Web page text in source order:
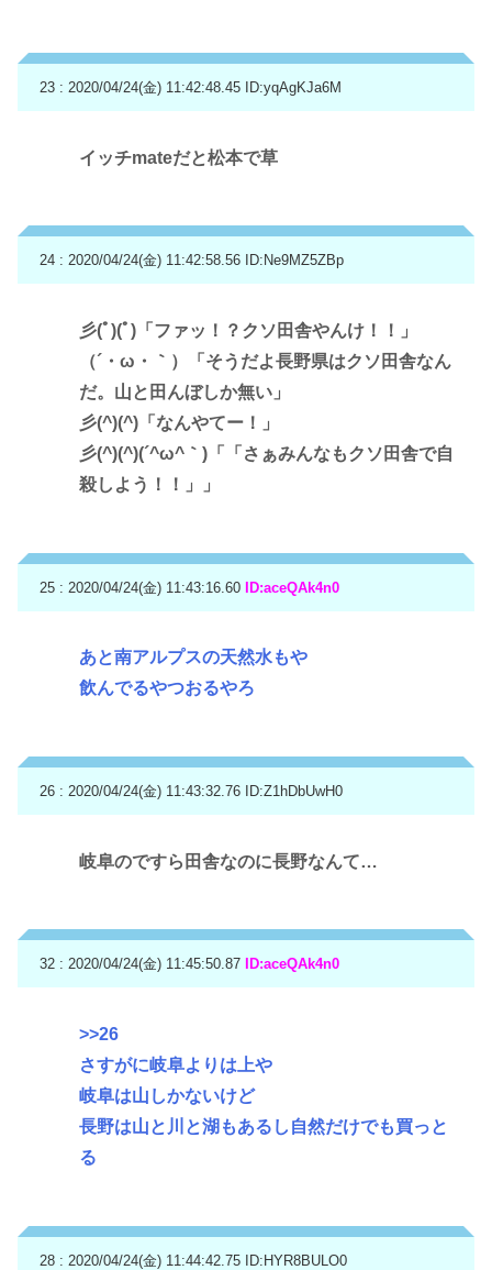
23 : 2020/04/24(金) 11:42:48.45 ID:yqAgKJa6M
イッチmateだと松本で草
24 : 2020/04/24(金) 11:42:58.56 ID:Ne9MZ5ZBp
彡(ﾟ)(ﾟ)「ファッ！？クソ田舎やんけ！！」
（´・ω・｀）「そうだよ長野県はクソ田舎なん
だ。山と田んぼしか無い」
彡(^)(^)「なんやてー！」
彡(^)(^)(´^ω^｀)「「さぁみんなもクソ田舎で自
殺しよう！！」」
25 : 2020/04/24(金) 11:43:16.60 ID:aceQAk4n0
あと南アルプスの天然水もや
飲んでるやつおるやろ
26 : 2020/04/24(金) 11:43:32.76 ID:Z1hDbUwH0
岐阜のですら田舎なのに長野なんて…
32 : 2020/04/24(金) 11:45:50.87 ID:aceQAk4n0
>>26
さすがに岐阜よりは上や
岐阜は山しかないけど
長野は山と川と湖もあるし自然だけでも買っと
る
28 : 2020/04/24(金) 11:44:42.75 ID:HYR8BULO0